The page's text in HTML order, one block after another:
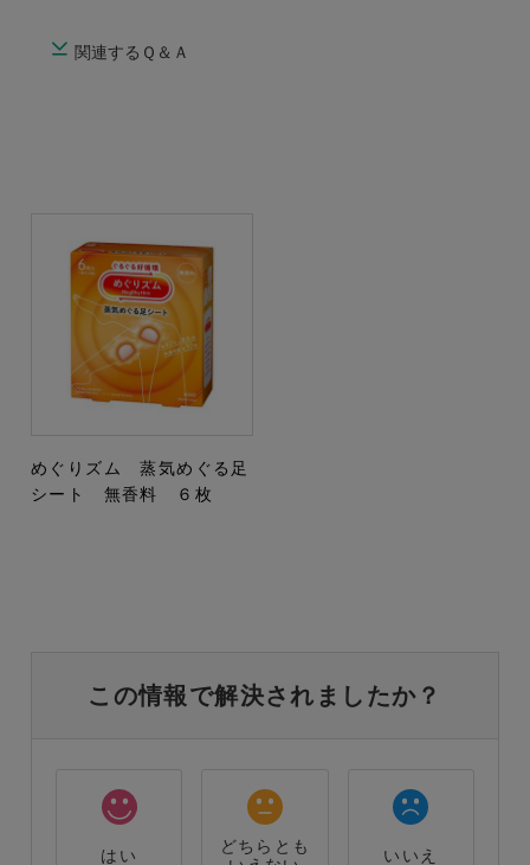
関連するＱ＆Ａ
めぐりズム 蒸気めぐる足
シート 無香料 ６枚
この情報で解決されましたか？
はい
どちらとも
いいえ